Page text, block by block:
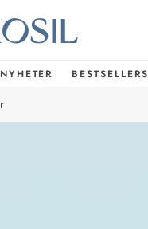
NYHETER BESTSELLERS